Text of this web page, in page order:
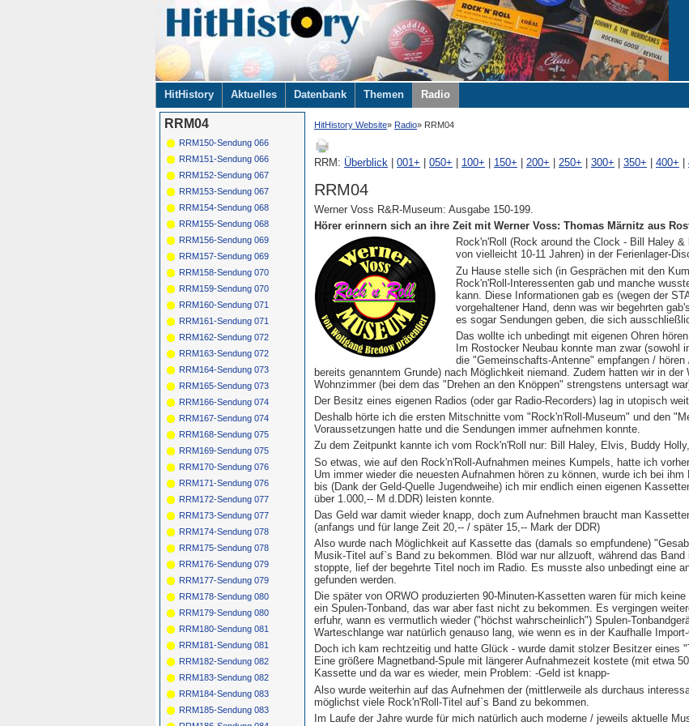
Navigation
überspringen
HitHistory Aktuelles Datenbank Themen Radio
HitHistory Website Radio RRM04
RRM: Überblick 001+ 050+ 100+ 150+ 200+ 250+ 300+ 350+ 400+
RRM04
Werner Voss R&R-Museum: Ausgabe 150-199.
Hörer erinnern sich an ihre Zeit mit Werner Voss: Thomas Märnitz aus
Rock'n'Roll (Rock around the Clock - Bill Haley
von vielleicht 10-11 Jahren) in der Ferienlager-
Zu Hause stelle sich (in Gesprächen mit den
Rock'n'Roll-Interessenten gab und manche
kann. Diese Informationen gab es (wegen der
vorgehaltener Hand, denn was wir begehrten
es sogar Sendungen geben, die sich
Das wollte ich unbedingt mit eigenen Ohren
Im Rostocker Neubau konnte man zwar (sowohl
die "Gemeinschafts-Antenne" empfangen /
bereits genanntem Grunde) nach Möglichkeit niemand. Zudem hatten wir in
Wohnzimmer (bei dem das "Drehen an den Knöppen" strengstens untersagt
Der Besitz eines eigenen Radios (oder gar Radio-Recorders) lag in utopisch
Deshalb hörte ich die ersten Mitschnitte vom "Rock'n'Roll-Museum" und den
Voraussetzungen hatte und die Sendungen immer aufnehmen konnte.
Zu dem Zeitpunkt kannte ich vom Rock'n'Roll nur: Bill Haley, Elvis, Buddy
So etwas, wie auf den Rock'n'Roll-Aufnahmen meines Kumpels, hatte ich
Um immer wieder die neuesten Aufnahmen hören zu können, wurde ich bei
bis (Dank der Geld-Quelle Jugendweihe) ich mir endlich einen eigenen
über 1.000,-- M d.DDR) leisten konnte.
Das Geld war damit wieder knapp, doch zum Aufnehmen braucht man
(anfangs und für lange Zeit 20,-- / später 15,-- Mark der DDR)
Also wurde nach Möglichkeit auf Kassette das (damals so empfundene)
Musik-Titel auf`s Band zu bekommen. Blöd war nur allzuoft, während das
stoppte, lief der begehrte Titel noch im Radio. Es musste also unbedingt eine
gefunden werden.
Die später von ORWO produzierten 90-Minuten-Kassetten waren für mich
ein Spulen-Tonband, das war aber fast nicht zu bekommen. Es vergingen
erfuhr, wann es vermutlich wieder ("höchst wahrscheinlich") Spulen-
Warteschlange war natürlich genauso lang, wie wenn es in der Kaufhalle
Doch ich kam rechtzeitig und hatte Glück - wurde damit stolzer Besitzer eines
Eine größere Magnetband-Spule mit längerer Aufnahmezeit kostete (mit etwa
Kassette und da war es wieder, mein Problem: -Geld ist knapp-
Also wurde weiterhin auf das Aufnehmen der (mittlerweile als durchaus
möglichst viele Rock'n'Roll-Titel auf`s Band zu bekommen.
Im Laufe der Jahre wurde für mich natürlich auch moderne / jeweils aktuelle
RRM04
RRM150-Sendung 066
RRM151-Sendung 066
RRM152-Sendung 067
RRM153-Sendung 067
RRM154-Sendung 068
RRM155-Sendung 068
RRM156-Sendung 069
RRM157-Sendung 069
RRM158-Sendung 070
RRM159-Sendung 070
RRM160-Sendung 071
RRM161-Sendung 071
RRM162-Sendung 072
RRM163-Sendung 072
RRM164-Sendung 073
RRM165-Sendung 073
RRM166-Sendung 074
RRM167-Sendung 074
RRM168-Sendung 075
RRM169-Sendung 075
RRM170-Sendung 076
RRM171-Sendung 076
RRM172-Sendung 077
RRM173-Sendung 077
RRM174-Sendung 078
RRM175-Sendung 078
RRM176-Sendung 079
RRM177-Sendung 079
RRM178-Sendung 080
RRM179-Sendung 080
RRM180-Sendung 081
RRM181-Sendung 081
RRM182-Sendung 082
RRM183-Sendung 082
RRM184-Sendung 083
RRM185-Sendung 083